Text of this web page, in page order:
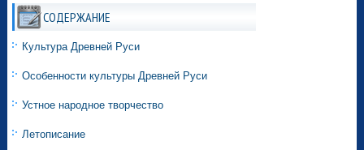
СОДЕРЖАНИЕ
Культура Древней Руси
Особенности культуры Древней Руси
Устное народное творчество
Летописание